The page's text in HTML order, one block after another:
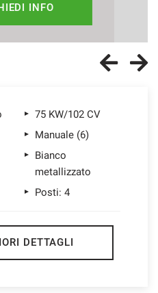
RICHIEDI INFO
75 KW/102 CV
Manuale (6)
Bianco
metallizzato
Posti: 4
DETTAGLI